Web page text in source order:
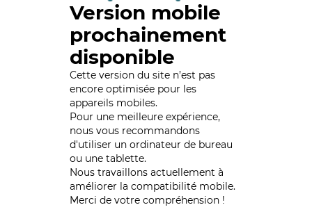
Version mobile
prochainement
disponible
Cette version du site n’est pas
encore optimisée pour les
appareils mobiles.
Pour une meilleure expérience,
nous vous recommandons
d'utiliser un ordinateur de bureau
ou une tablette.
Nous travaillons actuellement à
améliorer la compatibilité mobile.
Merci de votre compréhension !